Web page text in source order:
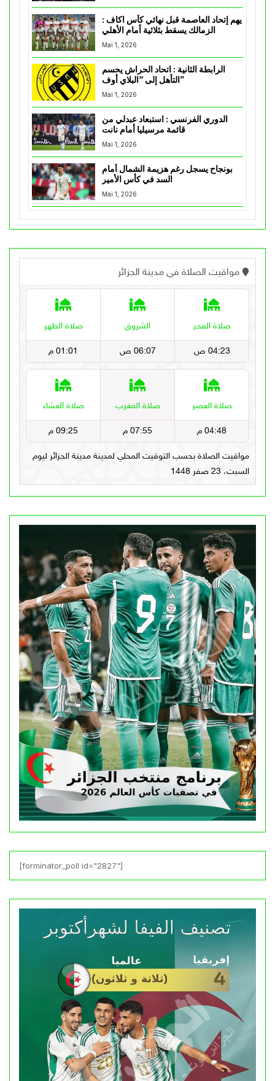
يهم إتحاد العاصمة قبل نهائي كأس اكاف :
Mai 1, 2026
الرابطة الثانية : اتحاد الحراش يحسم
التأهل إلى “البلاي أوف”
Mai 1, 2026
الدوري الفرنسي : استبعاد عبدلي من
قائمة مرسيليا أمام نانت
Mai 1, 2026
بونجاح يسجل رغم هزيمة الشمال أمام
السد في كأس الأمير
Mai 1, 2026
[forminator_poll id="2827"]